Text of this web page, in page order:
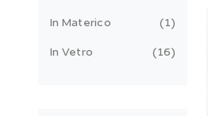
In Materico 1
In Vetro 16